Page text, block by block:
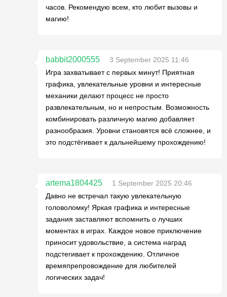
часов. Рекомендую всем, кто любит вызовы и
магию!
babbit2000555
3 September 2025 11:46
Игра захватывает с первых минут! Приятная
графика, увлекательные уровни и интересные
механики делают процесс не просто
развлекательным, но и непростым. Возможность
комбинировать различную магию добавляет
разнообразия. Уровни становятся всё сложнее, и
это подстёгивает к дальнейшему прохождению!
artema1804425
1 September 2025 20:46
Давно не встречал такую увлекательную
головоломку! Яркая графика и интересные
задания заставляют вспомнить о лучших
моментах в играх. Каждое новое приключение
приносит удовольствие, а система наград
подстегивает к прохождению. Отличное
времяпрепровождение для любителей
логических задач!